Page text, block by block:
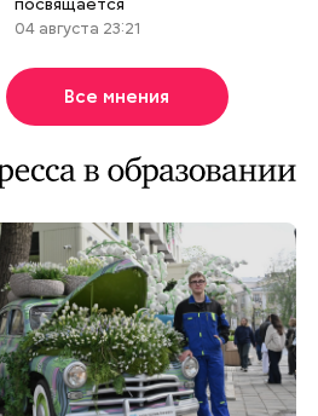
04 августа 23:21
Все мнения